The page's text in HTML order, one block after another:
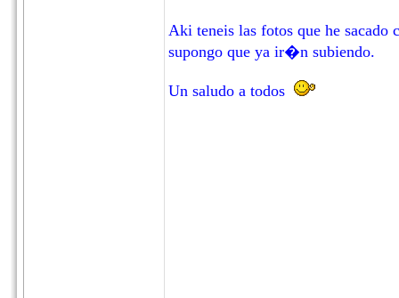
Aki teneis las fotos que he
supongo que ya ir�n subiendo.
Un saludo a todos